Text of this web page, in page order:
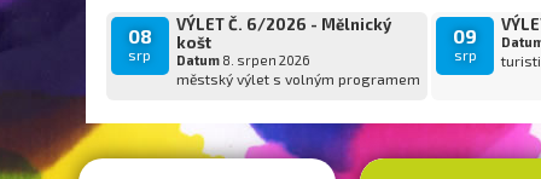
08
srp
VÝLET Č. 6/2026 - Mělnický
košt
Datum8. srpen 2026
městský výlet s volným programem
09
srp